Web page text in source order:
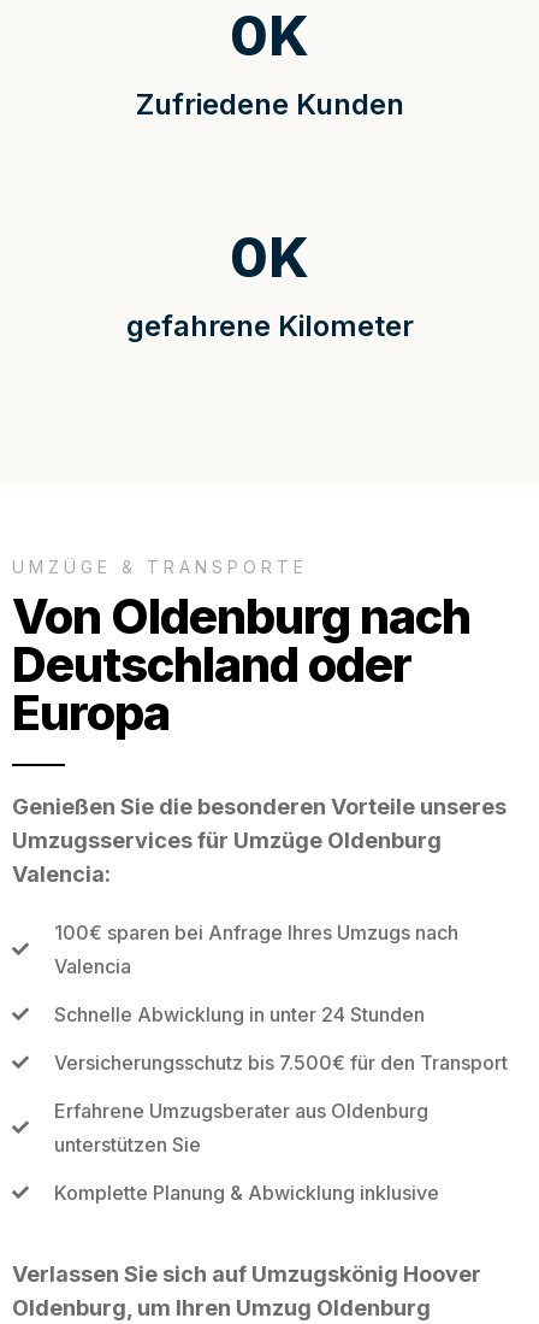
Zufriedene Kunden
0K
gefahrene Kilometer
0K
UMZÜGE & TRANSPORTE
Von Oldenburg nach
Deutschland oder
Europa
Genießen Sie die besonderen Vorteile unseres
Umzugsservices für Umzüge Oldenburg
Valencia:
100€ sparen bei Anfrage Ihres Umzugs nach
Valencia
Schnelle Abwicklung in unter 24 Stunden
Versicherungsschutz bis 7.500€ für den Transport
Erfahrene Umzugsberater aus Oldenburg
unterstützen Sie
Komplette Planung & Abwicklung inklusive
Verlassen Sie sich auf Umzugskönig Hoover
Oldenburg, um Ihren Umzug Oldenburg